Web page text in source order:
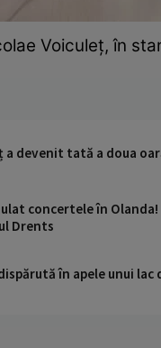
Voiculeț, în
a devenit tată a doua
concertele în
Drents
în apele unui